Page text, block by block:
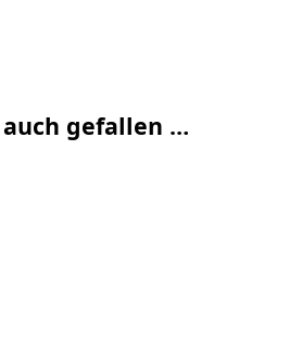
gefallen …